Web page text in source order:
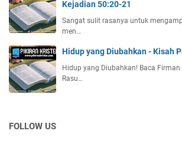
Kejadian 50:20-21
Sangat sulit rasanya untuk
men…
Hidup yang Diubahkan - Kisah
Hidup yang Diubahkan! Baca
Rasu…
FOLLOW US